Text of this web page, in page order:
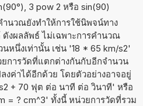
3 pow 2 หรือ sin(90)
ำนวณยังทำให้การใช้นิพจน์ทาง
งผลลัพธ์ ไม่เฉพาะการคำนวณ
หนึ่งเท่านั้น เช่น '18 * 65 km/s2'
การวัดที่แตกต่างกันกับอีกจำนวน
งค่าได้อีกด้วย โดยตัวอย่างอาจอยู่
+ 70 ฟุต ต่อ นาที ต่อ วินาที' หรือ
= ? cm^3' ทั้งนี้ หน่วยการวัดที่รวม